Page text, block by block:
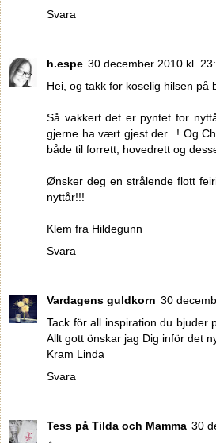
Svara
h.espe 30 december 2010 kl.
Hei, og takk for koselig hilsen på
Så vakkert det er pyntet for
gjerne ha vært gjest der...! Og
både til forrett, hovedrett og
Ønsker deg en strålende flott
nyttår!!!
Klem fra Hildegunn
Svara
Vardagens guldkorn 30
Tack för all inspiration du bjuder
Allt gott önskar jag Dig inför det
Kram Linda
Svara
Tess på Tilda och Mamma 30